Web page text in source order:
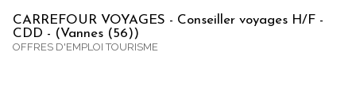
CARREFOUR VOYAGES - Conseiller voyages H/F -
CDD - (Vannes (56))
OFFRES D'EMPLOI TOURISME